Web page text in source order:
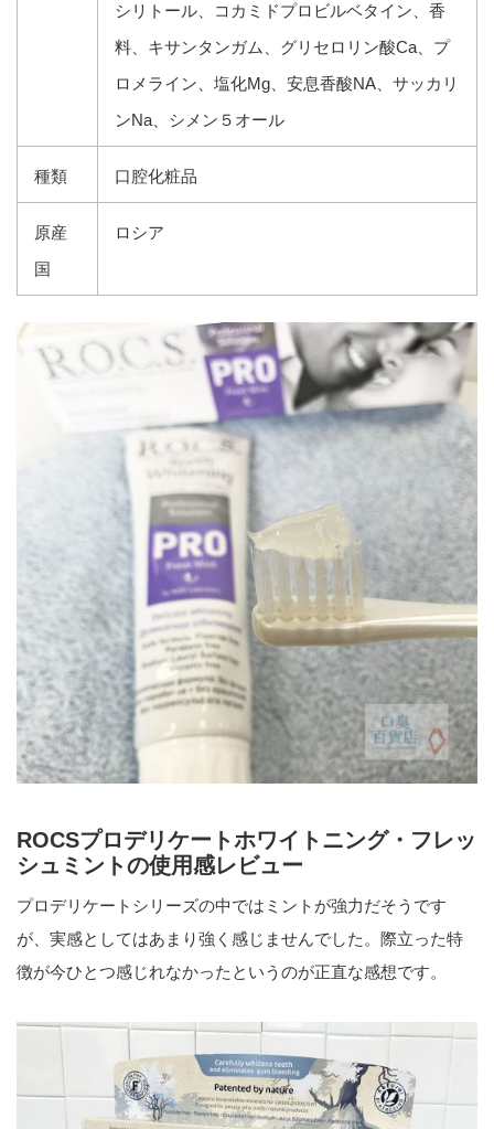
シリトール、コカミドプロビルベタイン、香
料、キサンタンガム、グリセロリン酸Ca、プ
ロメライン、塩化Mg、安息香酸NA、サッカリ
ンNa、シメン５オール
種類 口腔化粧品
原産
国
ロシア
ROCSプロデリケートホワイトニング・フレッ
シュミントの使用感レビュー
プロデリケートシリーズの中ではミントが強力だそうです
が、実感としてはあまり強く感じませんでした。際立った特
徴が今ひとつ感じれなかったというのが正直な感想です。